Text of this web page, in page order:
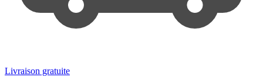
Livraison gratuite